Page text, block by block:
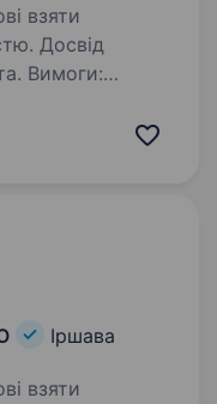
взяти
Досвід
мережах
перетворення…
Іршава
взяти